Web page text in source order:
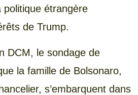
politique étrangère
de Trump.
DCM, le sondage de
la famille de Bolsonaro,
s’embarquent dans